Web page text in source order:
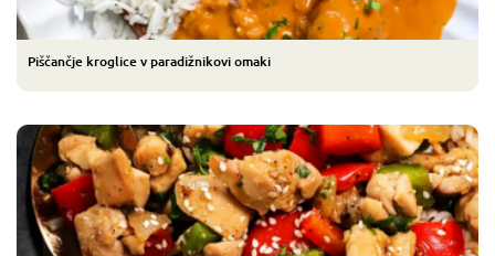
Piščančje kroglice v paradižnikovi omaki